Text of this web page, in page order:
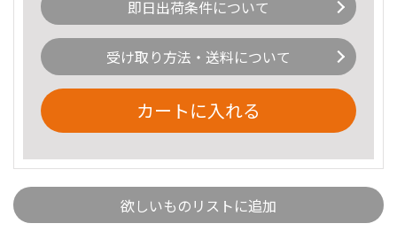
即日出荷条件について
受け取り方法・送料について
カートに入れる
欲しいものリストに追加